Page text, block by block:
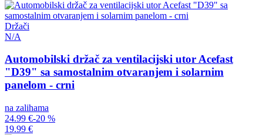
Držači
N/A
Automobilski držač za ventilacijski utor Acefast
"D39" sa samostalnim otvaranjem i solarnim
panelom - crni
na zalihama
24.99 €-20 %
19.99 €